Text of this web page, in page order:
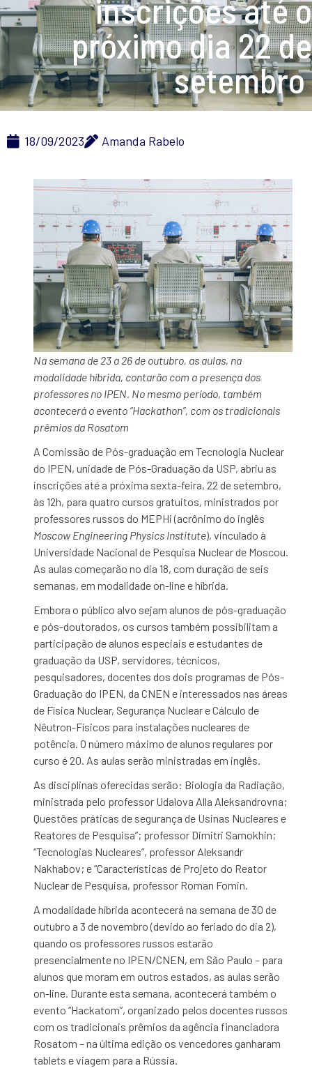
inscrições até o
próximo dia 22 de
setembro
18/09/2023 Amanda Rabelo
Na semana de 23 a 26 de outubro, as aulas, na
modalidade híbrida, contarão com a presença dos
professores no IPEN. No mesmo período, também
acontecerá o evento “Hackathon”, com os tradicionais
prêmios da Rosatom
A Comissão de Pós-graduaçãoem Tecnologia Nuclear
do IPEN, unidade de Pós-Graduação da USP, abriu as
inscrições até a próxima sexta-feira, 22 de setembro,
às 12h, para quatrocursos gratuitos, ministrados por
professores russos do MEPHi (acrônimo do inglês
Moscow Engineering Physics Institute), vinculado à
Universidade Nacional de Pesquisa Nuclearde Moscou.
As aulas começarão no dia 18, com duração de seis
semanas,em modalidade on-line e híbrida.
Embora o público alvo sejam alunos de pós-graduação
e pós-doutorados, os cursos também possibilitam a
participação de alunos especiais e estudantes de
graduação da USP, servidores, técnicos,
pesquisadores, docentes dos dois programas de Pós-
Graduação do IPEN, da CNEN e interessados nas áreas
de Física Nuclear, Segurança Nuclear e Cálculo de
Nêutron-Físicos para instalações nucleares de
potência. O número máximo de alunos regulares por
curso é 20. As aulas serão ministradas em inglês.
As disciplinas oferecidas serão: Biologia da Radiação,
ministrada pelo professor Udalova Alla Aleksandrovna;
Questões práticas de segurança de Usinas Nucleares e
Reatores de Pesquisa”; professor Dimitri Samokhin;
“Tecnologias Nucleares”, professor Aleksandr
Nakhabov; e “Características de Projeto do Reator
Nuclear de Pesquisa, professor Roman Fomin.
A modalidade híbrida acontecerá na semana de 30 de
outubro a 3 de novembro (devido ao feriado do dia 2),
quando os professores russos estarão
presencialmente no IPEN/CNEN, em São Paulo – para
alunos que moram em outros estados, as aulas serão
on-line. Durante esta semana, acontecerá também o
evento “Hackatom”, organizado pelos docentes russos
com os tradicionais prêmios da agência financiadora
Rosatom – na última edição os vencedores ganharam
tablets e viagem para a Rússia.